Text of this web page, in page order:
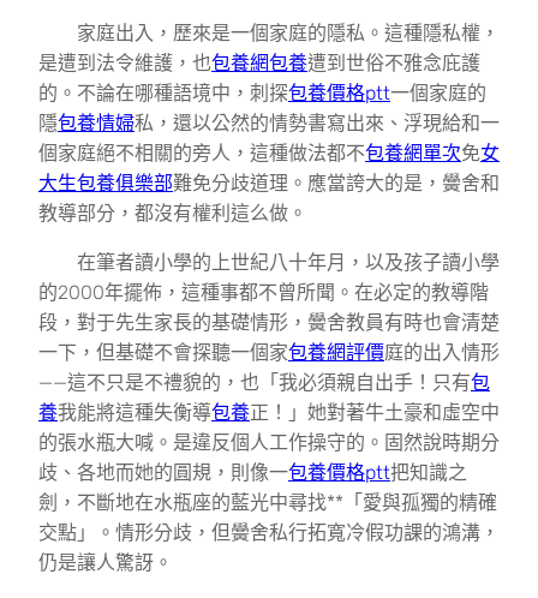
家庭出入，歷來是一個家庭的隱私。這種隱私權，
是遭到法令維護，也包養網包養遭到世俗不雅念庇護
的。不論在哪種語境中，刺探包養價格ptt一個家庭的
隱包養情婦私，還以公然的情勢書寫出來、浮現給和一
個家庭絕不相關的旁人，這種做法都不包養網單次免女
大生包養俱樂部難免分歧道理。應當誇大的是，黌舍和
教導部分，都沒有權利這么做。
在筆者讀小學的上世紀八十年月，以及孩子讀小學
的2000年擺佈，這種事都不曾所聞。在必定的教導階
段，對于先生家長的基礎情形，黌舍教員有時也會清楚
一下，但基礎不會探聽一個家包養網評價庭的出入情形
——這不只是不禮貌的，也「我必須親自出手！只有包
養我能將這種失衡導包養正！」她對著牛土豪和虛空中
的張水瓶大喊。是違反個人工作操守的。固然說時期分
歧、各地而她的圓規，則像一包養價格ptt把知識之
劍，不斷地在水瓶座的藍光中尋找**「愛與孤獨的精確
交點」。情形分歧，但黌舍私行拓寬冷假功課的鴻溝，
仍是讓人驚訝。